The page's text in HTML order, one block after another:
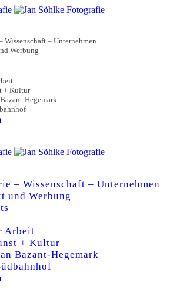
Wissenschaft – Unternehmen
Werbung
+ Kultur
Hegemark
– Wissenschaft – Unternehmen
und Werbung
Arbeit
+ Kultur
Bazant-Hegemark